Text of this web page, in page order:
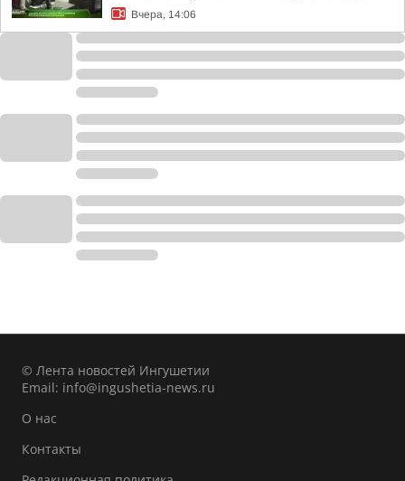
Вчера, 14:06
© Лента новостей Ингушетии
Email: info@ingushetia-news.ru
О нас
Контакты